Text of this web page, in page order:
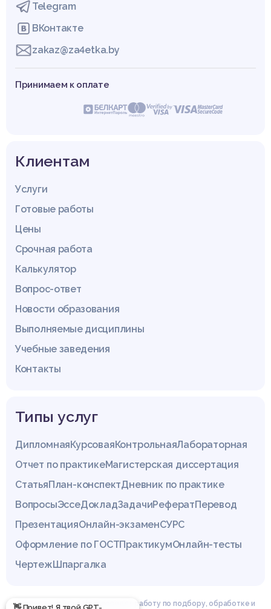
Telegram
ВКонтакте
zakaz@za4etka.by
Принимаем к оплате
Клиентам
Услуги
Готовые работы
Цены
Срочная работа
Калькулятор
Вопрос-ответ
Новости образования
Выполняемые дисциплины
Учебные заведения
Контакты
Типы услуг
ДипломнаяКурсоваяКонтрольнаяЛабораторная
Отчет по практикеМагистерская диссертация
СтатьяПлан-конспектДневник по практике
ВопросыЭссеДокладЗадачиРефератПеревод
ПрезентацияОнлайн-экзаменСУРС
Оформление по ГОСТПрактикумОнлайн-тесты
ЧертежШпаргалка
Эксперты сайта z4.by проводят работу по подбору, обработке и